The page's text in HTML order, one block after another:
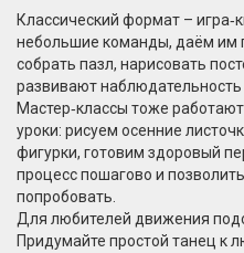
Классический формат –
небольшие команды, даём им
собрать пазл, нарисовать
развивают наблюдательность
Мастер‑классы тоже
уроки: рисуем осенние
фигурки, готовим здоровый
процесс пошагово и
попробовать.
Для любителей движения
Придумайте простой танец к